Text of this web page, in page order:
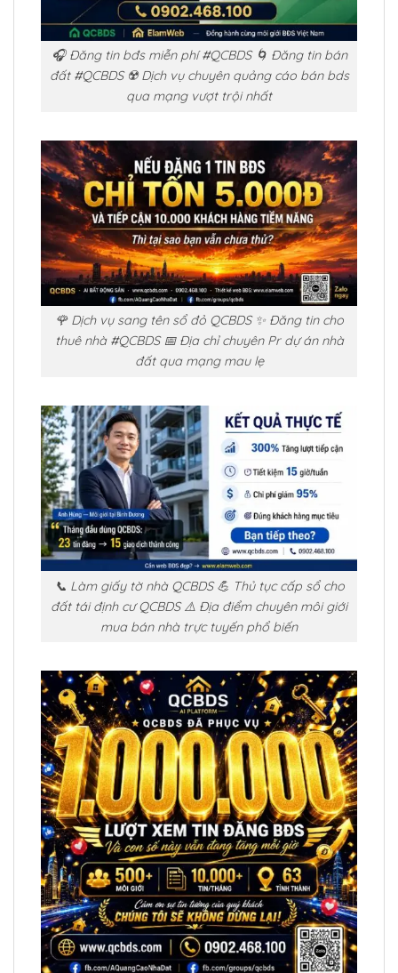
🎧 Đăng tin bđs miễn phí #QCBDS 🌀 Đăng tin bán
đất #QCBDS ☢️ Dịch vụ chuyên quảng cáo bán bds
qua mạng vượt trội nhất
🌹 Dịch vụ sang tên sổ đỏ QCBDS ✨ Đăng tin cho
thuê nhà #QCBDS 📅 Địa chỉ chuyên Pr dự án nhà
đất qua mạng mau lẹ
📞 Làm giấy tờ nhà QCBDS 💪 Thủ tục cấp sổ cho
đất tái định cư QCBDS ⚠️ Địa điểm chuyên môi giới
mua bán nhà trực tuyến phổ biến